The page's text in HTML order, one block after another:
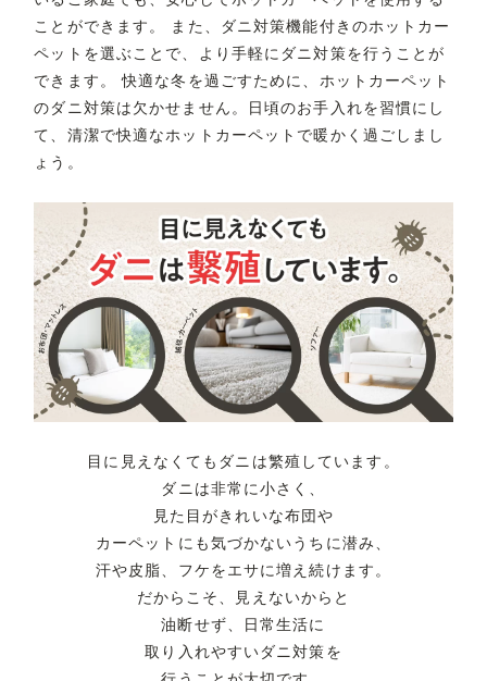
ことができます。 また、ダニ対策機能付きのホットカー
ペットを選ぶことで、より手軽にダニ対策を行うことが
できます。 快適な冬を過ごすために、ホットカーペット
のダニ対策は欠かせません。日頃のお手入れを習慣にし
て、清潔で快適なホットカーペットで暖かく過ごしまし
ょう。
目に見えなくてもダニは繁殖しています。
ダニは非常に小さく、
見た目がきれいな布団や
カーペットにも気づかないうちに潜み、
汗や皮脂、フケをエサに増え続けます。
だからこそ、見えないからと
油断せず、
日常生活に
取り入れやすいダニ対策を